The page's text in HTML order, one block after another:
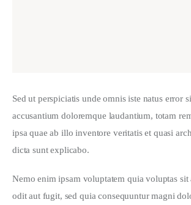
Sed ut perspiciatis unde omnis iste natus error
accusantium doloremque laudantium, totam
ipsa quae ab illo inventore veritatis et quasi
dicta sunt explicabo.
Nemo enim ipsam voluptatem quia voluptas sit
odit aut fugit, sed quia consequuntur magni